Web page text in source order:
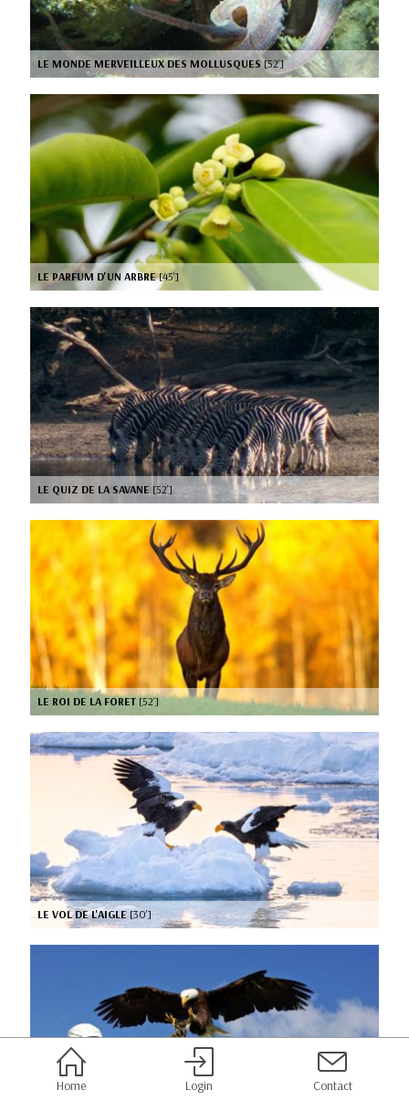
LE MONDE MERVEILLEUX DES MOLLUSQUES[52’]
LE PARFUM D'UN ARBRE[45’]
LE QUIZ DE LA SAVANE [52’]
LE ROI DE LA FORET[52’]
LE VOL DE L'AIGLE[30’]
Home Login Contact